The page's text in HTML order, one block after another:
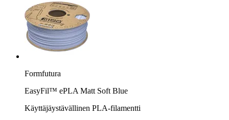
Formfutura
EasyFil™ ePLA Matt Soft Blue
Käyttäjäystävällinen PLA-filamentti